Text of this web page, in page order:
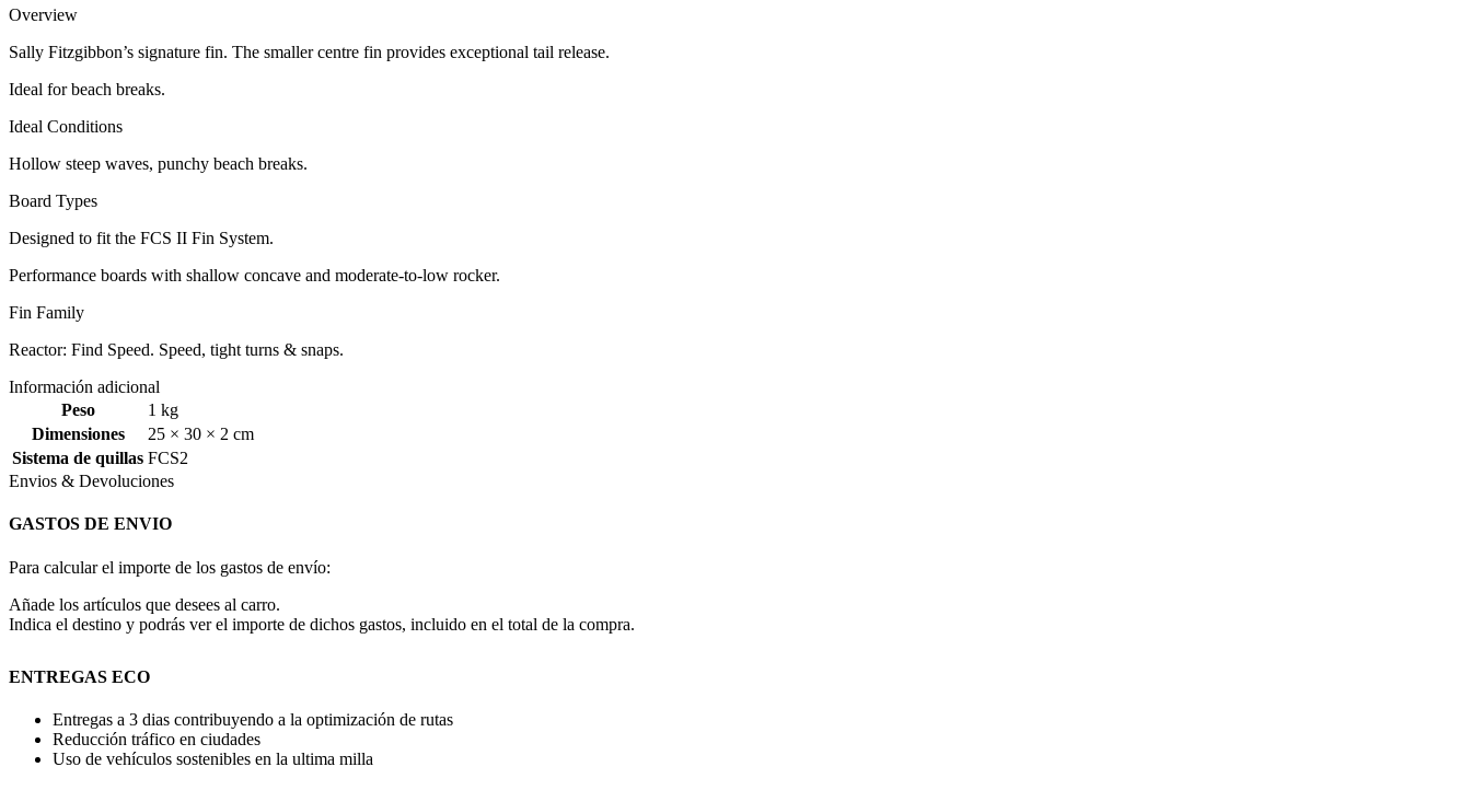
Overview
Sally Fitzgibbon’s signature fin. The smaller centre fin provides exceptional tail release.
Ideal for beach breaks.
Ideal Conditions
Hollow steep waves, punchy beach breaks.
Board Types
Designed to fit the FCS II Fin System.
Performance boards with shallow concave and moderate-to-low rocker.
Fin Family
Reactor: Find Speed. Speed, tight turns & snaps.
Información adicional
Peso
1 kg
Dimensiones
25 × 30 × 2 cm
Sistema de quillas FCS2
Envios & Devoluciones
GASTOS DE ENVIO
Para calcular el importe de los gastos de envío:
Añade los artículos que desees al carro.
Indica el destino y podrás ver el importe de dichos gastos, incluido en el total de la compra.
ENTREGAS ECO
Entregas a 3 dias contribuyendo a la optimización de rutas
Reducción tráfico en ciudades
Uso de vehículos sostenibles en la ultima milla